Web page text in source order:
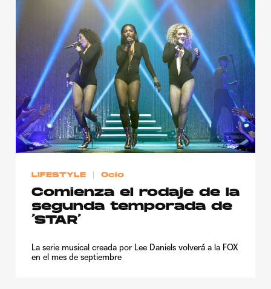
LIFESTYLE Ocio
Comienza el rodaje de la
segunda temporada de
‘STAR’
La serie musical creada por Lee Daniels volverá a la FOX
en el mes de septiembre